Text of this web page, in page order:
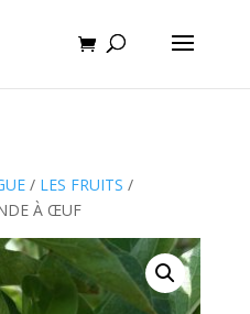
/ LES FRUITS /
À ŒUF